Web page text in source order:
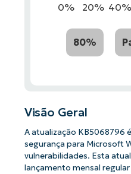
0% 20% 40%
80%
Visão Geral
A atualização KB5068796
segurança para Microsoft
vulnerabilidades. Esta
lançamento mensal